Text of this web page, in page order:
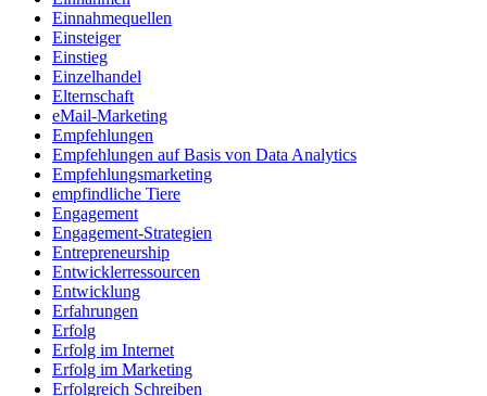
Einnahmequellen
Einsteiger
Einstieg
Einzelhandel
Elternschaft
eMail-Marketing
Empfehlungen
Empfehlungen auf Basis von Data Analytics
Empfehlungsmarketing
empfindliche Tiere
Engagement
Engagement-Strategien
Entrepreneurship
Entwicklerressourcen
Entwicklung
Erfahrungen
Erfolg
Erfolg im Internet
Erfolg im Marketing
Erfolgreich Schreiben